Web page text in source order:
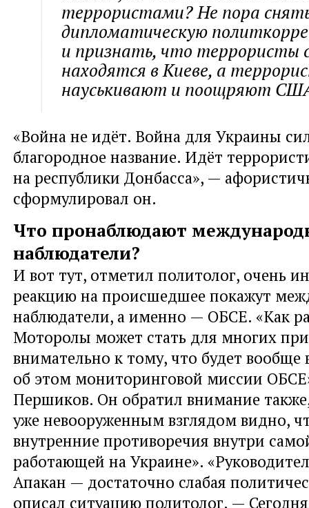
террористами? Не пора
дипломатическую
и признать, что террористы
находятся в Киеве, а
науськивают и поощряют
«Война не идёт. Война для Украины
благородное название. Идёт
на республики Донбасса», —
сформулировал он.
Что пронаблюдают
наблюдатели?
И вот тут, отметил политолог, очень
реакцию на происшедшее покажут
наблюдатели, а именно — ОБСЕ. «Как
Моторолы может стать для многих
внимательно к тому, что будет вообще
об этом мониторинговой миссии
Першиков. Он обратил внимание
уже невооруженным взглядом видно,
внутренние противоречия внутри
работающей на Украине».
Апакан — достаточно слабая
описал ситуацию политолог. — Сегодня